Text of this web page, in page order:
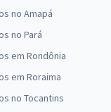
no Amapá
no Pará
em Rondônia
em Roraima
no Tocantins